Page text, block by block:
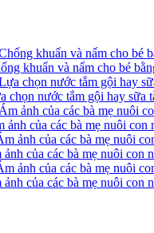
khuẩn và nấm cho bé
chọn nước tắm gội hay sữa
của các bà mẹ nuôi con
của các bà mẹ nuôi con
của các bà mẹ nuôi con